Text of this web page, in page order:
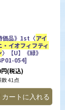
価品》1st〈アイ
・イオフィフティ
〉【U】《緑》
054]
円(税込)
数 41点
カートに入れる